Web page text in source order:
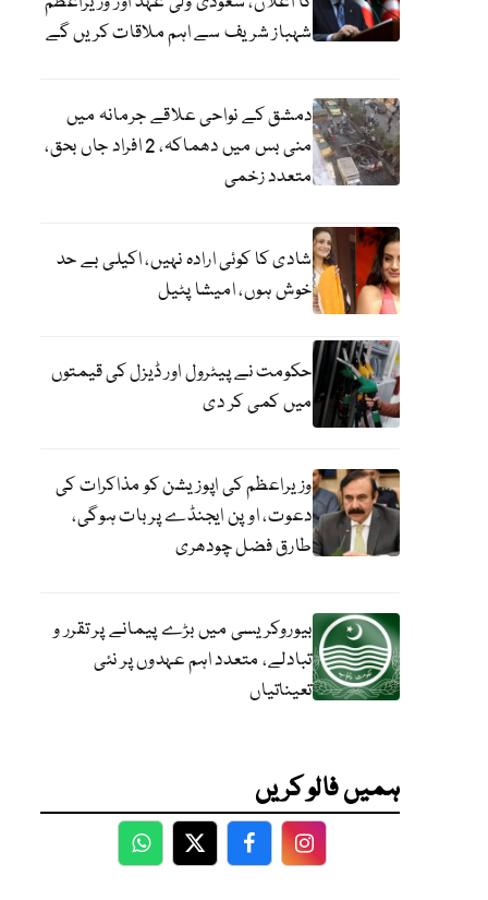
شہباز شریف سے اہم ملاقات کریں گے
دمشق کے نواحی علاقے جرمانہ میں
منی بس میں دھماکہ، 2 افراد جاں بحق،
متعدد زخمی
شادی کا کوئی ارادہ نہیں، اکیلی بے حد
خوش ہوں، امیشا پٹیل
حکومت نے پیٹرول اور ڈیزل کی قیمتوں
میں کمی کر دی
وزیراعظم کی اپوزیشن کو مذاکرات کی
دعوت، اوپن ایجنڈے پر بات ہوگی،
طارق فضل چودھری
بیوروکریسی میں بڑے پیمانے پر تقرر و
تبادلے، متعدد اہم عہدوں پر نئی
تعیناتیاں
ہمیں فالو کریں
WhatsApp
TwitterFacebookFacebook